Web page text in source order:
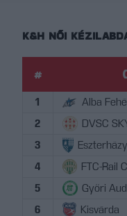
K&H NŐI
#
1 Alba
2
DVSC
3
4
FTC-Rail
5
Győri
6
Kisvárda